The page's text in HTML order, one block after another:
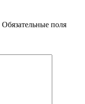
Обязательные поля